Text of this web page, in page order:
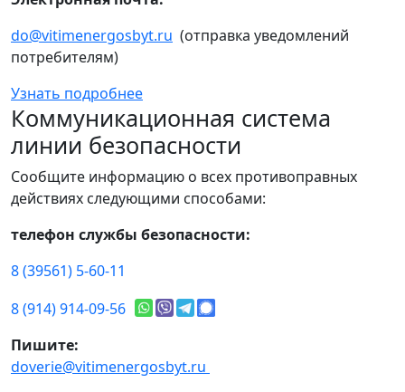
do@vitimenergosbyt.ru (отправка уведомлений
потребителям)
Узнать подробнее
Коммуникационная система
линии безопасности
Сообщите информацию о всех противоправных
действиях следующими способами:
телефон службы безопасности:
8 (39561) 5-60-11
8 (914) 914-09-56
Пишите:
doverie@vitimenergosbyt.ru